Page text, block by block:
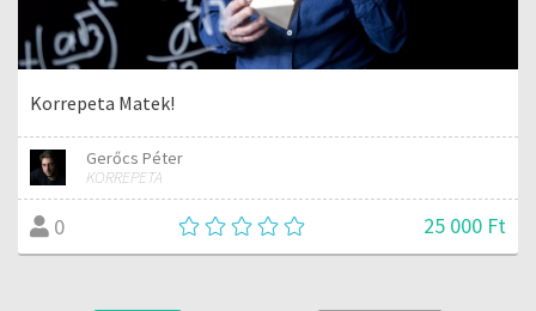
Korrepeta Matek!
Gerőcs Péter
KORREPETA
0 25 000 Ft